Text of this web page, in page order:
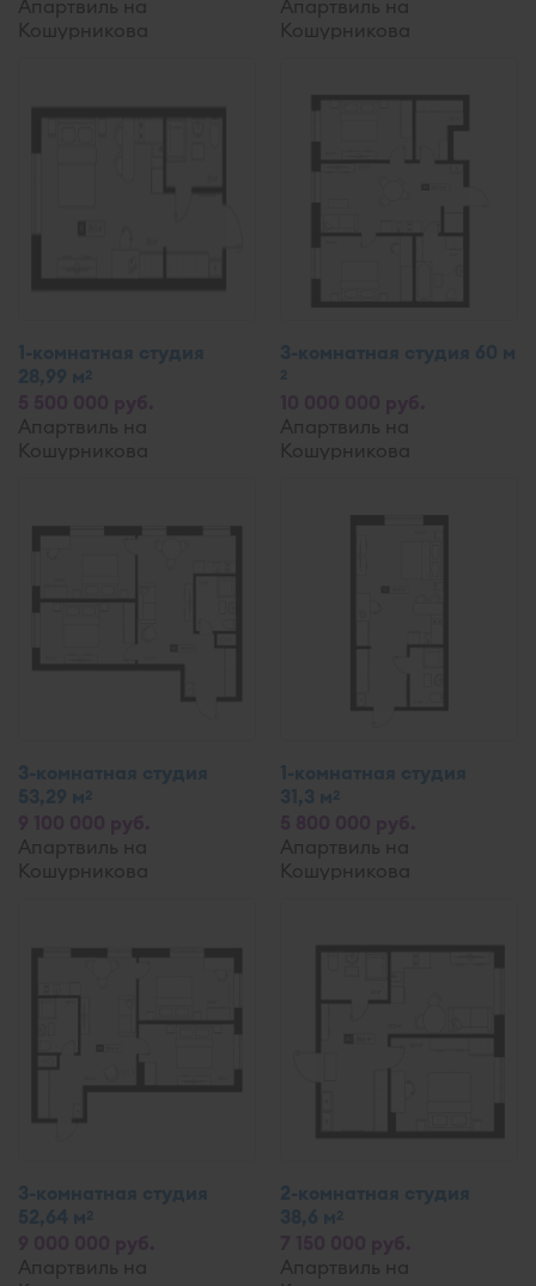
Апартвиль на
Кошурникова
Апартвиль на
Кошурникова
1-комнатная студия
28,99 м2
Апартвиль на
Кошурникова
3-комнатная студия 60 м
2
Апартвиль на
Кошурникова
3-комнатная студия
53,29 м2
Апартвиль на
Кошурникова
1-комнатная студия
31,3 м2
Апартвиль на
Кошурникова
3-комнатная студия
52,64 м2
Апартвиль на
2-комнатная студия
38,6 м2
Апартвиль на